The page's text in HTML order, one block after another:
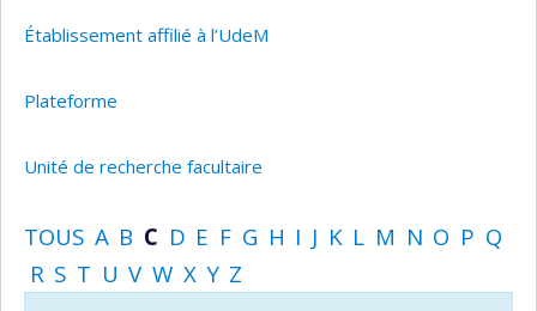
Établissement affilié à l’UdeM
Plateforme
Unité de recherche facultaire
TOUS A B C D E F G H I J K L M N O P Q
R S T U V W X Y Z